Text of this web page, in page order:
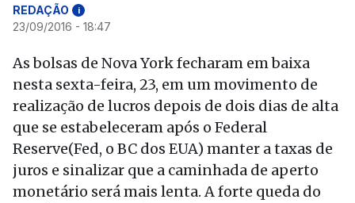
REDAÇÃO i
23/09/2016 - 18:47
As bolsas de Nova York fecharam em baixa
nesta sexta-feira, 23, em um movimento de
realização de lucros depois de dois dias de alta
que se estabeleceram após o Federal
Reserve(Fed, o BC dos EUA) manter a taxas de
juros e sinalizar que a caminhada de aperto
monetário será mais lenta. A forte queda do